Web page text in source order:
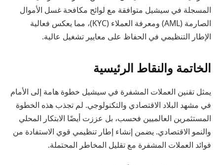
المسجلة في سيشيل متوافقة مع لوائح مكافحة غسل الأموال
الصارمة (AML) ومعرفة العملاء (KYC)، مما يعكس فعالية
الإطار التنظيمي في الحفاظ على معايير تشغيل عالية.
الخاتمة والنقاط الرئيسية
يمثل تقنين العملات المشفرة في سيشيل خطوة هامة إلى الأمام
في مشهد البلاد الاقتصادي والتكنولوجي. لم تجذب هذه الخطوة
المستثمرين العالميين فحسب، بل عززت أيضًا الابتكار المحلي
والنمو الاقتصادي. يضمن إنشاء إطار تنظيمي قوي الاستفادة من
فوائد العملات المشفرة مع تقليل المخاطر المحتملة.